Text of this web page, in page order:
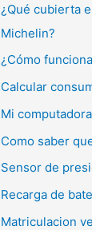
¿Qué cubierta
Michelin?
¿Cómo
Calcular
Mi
Como saber
Sensor de
Recarga de
Matriculacion